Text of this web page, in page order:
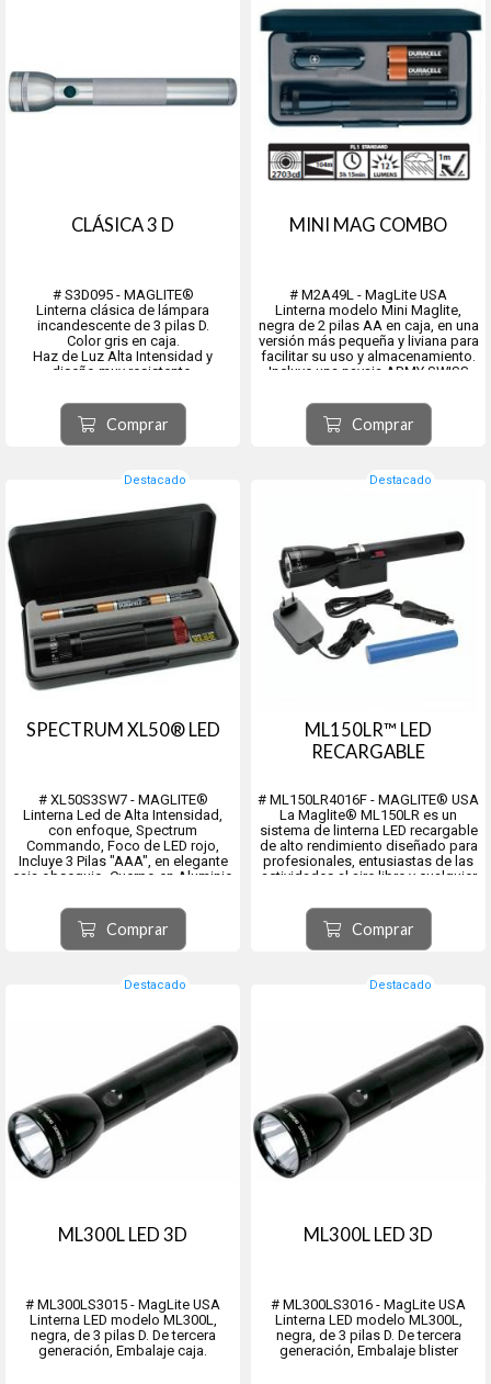
CLÁSICA 3 D
# S3D095 - MAGLITE®
Linterna clásica de lámpara
incandescente de 3 pilas D.
Color gris en caja.
Haz de Luz Alta Intensidad y
diseño muy resistente.
- Largo 375 mm,
- diámetro del tubo 39.67 mm,
- Diámtro del foco 57 mm. 98
Lumens, haz de luz de 267 mts.
- Duración d...
Comprar
MINI MAG COMBO
# M2A49L - MagLite USA
Linterna modelo Mini Maglite,
negra de 2 pilas AA en caja, en una
versión más pequeña y liviana para
facilitar su uso y almacenamiento.
Incluye una navaja ARMY SWISS
Comprar
Destacado
SPECTRUM XL50® LED
# XL50S3SW7 - MAGLITE®
Linterna Led de Alta Intensidad,
con enfoque, Spectrum
Commando, Foco de LED rojo,
Incluye 3 Pilas "AAA", en elegante
caja obsequio. Cuerpo en Aluminio
trasera roja. Resistente al Agua y a
Caidas Accidentales. Ideal Para
Utilizar comandos, militar...
Comprar
Destacado
ML150LR™ LED
RECARGABLE
# ML150LR4016F - MAGLITE® USA
La Maglite® ML150LR es un
sistema de linterna LED recargable
de alto rendimiento diseñado para
profesionales, entusiastas de las
actividades al aire libre y cualquier
iluminación brillante y confiable
cuando más importa.
- Brillo: 1082 lúmen...
Comprar
Destacado
ML300L LED 3D
# ML300LS3015 - MagLite USA
Linterna LED modelo ML300L,
negra, de 3 pilas D. De tercera
generación, Embalaje caja.
Destacado
ML300L LED 3D
# ML300LS3016 - MagLite USA
Linterna LED modelo ML300L,
negra, de 3 pilas D. De tercera
generación, Embalaje blister